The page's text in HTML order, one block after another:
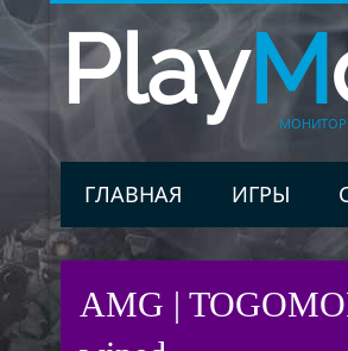
PlayM
ГЛАВНАЯ ИГРЫ
AMG |